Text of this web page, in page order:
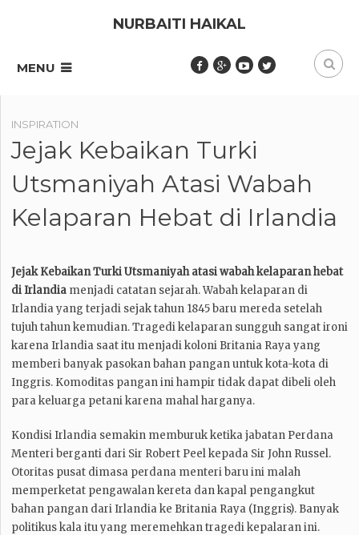
NURBAITI HAIKAL
MENU
INSPIRATION
Jejak Kebaikan Turki
Utsmaniyah Atasi Wabah
Kelaparan Hebat di Irlandia
Jejak Kebaikan Turki Utsmaniyah atasi wabah kelaparan hebat
di Irlandia menjadi catatan sejarah. Wabah kelaparan di
Irlandia yang terjadi sejak tahun 1845 baru mereda setelah
tujuh tahun kemudian. Tragedi kelaparan sungguh sangat ironi
karena Irlandia saat itu menjadi koloni Britania Raya yang
memberi banyak pasokan bahan pangan untuk kota-kota di
Inggris. Komoditas pangan ini hampir tidak dapat dibeli oleh
para keluarga petani karena mahal harganya.
Kondisi Irlandia semakin memburuk ketika jabatan Perdana
Menteri berganti dari Sir Robert Peel kepada Sir John Russel.
Otoritas pusat dimasa perdana menteri baru ini malah
memperketat pengawalan kereta dan kapal pengangkut
bahan pangan dari Irlandia ke Britania Raya (Inggris). Banyak
politikus kala itu yang meremehkan tragedi kepalaran ini.